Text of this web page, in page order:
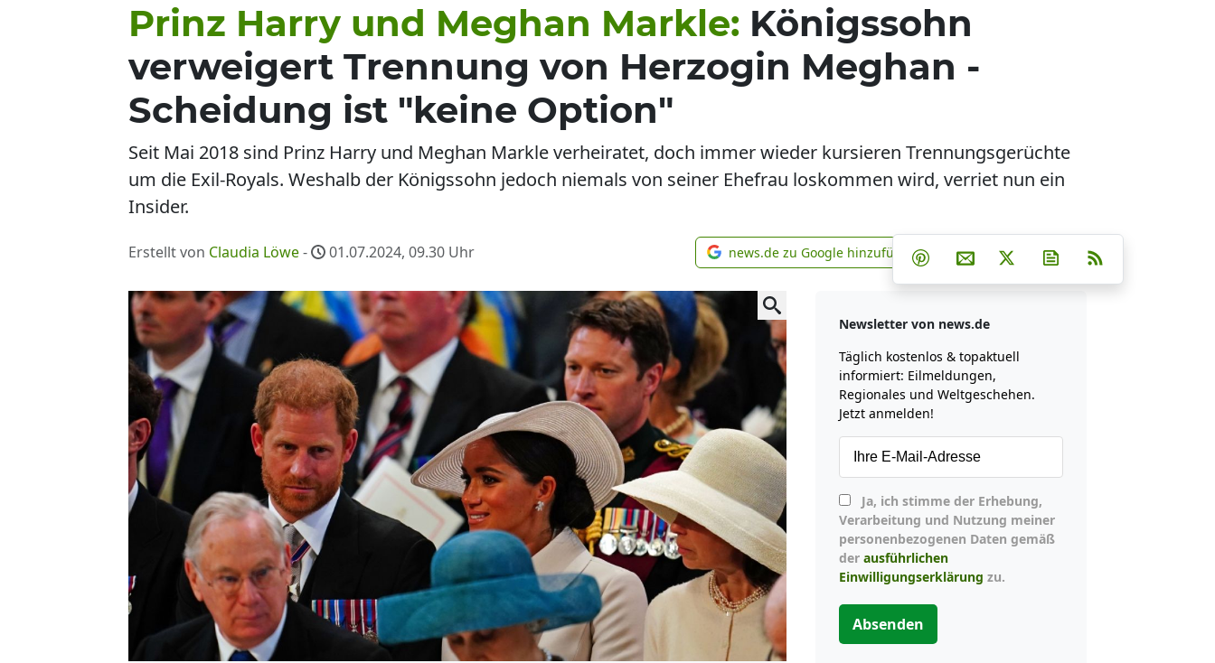
Prinz Harry und Meghan Markle: Königssohn
verweigert Trennung von Herzogin Meghan -
Scheidung ist "keine Option"
Seit Mai 2018 sind Prinz Harry und Meghan Markle verheiratet, doch immer wieder kursieren Trennungsgerüchte
um die Exil-Royals. Weshalb der Königssohn jedoch niemals von seiner Ehefrau loskommen wird, verriet nun ein
Insider.
Erstellt von Claudia Löwe- 01.07.2024, 09.30 Uhr news.de zu Google hinzufügen
news.de zu Google hinzufügen Teilen auf Facebook
Teilen auf Whatsapp
Teilen auf Telegram
Teilen auf Pinterest
Per E-Mail teilen
Post auf XNewsletter
Newsletter von news.de
Täglich kostenlos & topaktuell
informiert: Eilmeldungen,
Regionales und Weltgeschehen.
Jetzt anmelden!
Verarbeitung und Nutzung meiner
personenbezogenen Daten gemäß
der ausführlichen
Einwilligungserklärung zu.
Absenden